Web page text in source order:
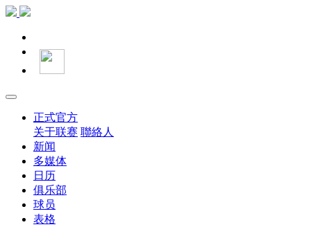
正式官方
关于联赛 聯絡人
新闻
多媒体
日历
俱乐部
球员
表格